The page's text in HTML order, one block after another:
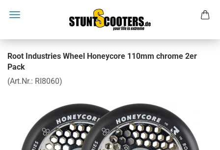
Root Industries Wheel Honeycore 110mm chrome 2er
Pack
(Art.Nr.: RI8060)